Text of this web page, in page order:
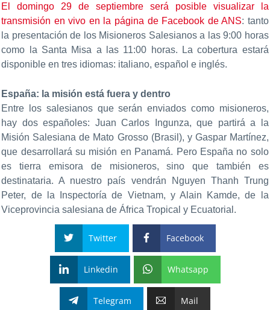
El domingo 29 de septiembre será posible visualizar la
transmisión en vivo en la página de Facebook de ANS: tanto
la presentación de los Misioneros Salesianos a las 9:00 horas
como la Santa Misa a las 11:00 horas. La cobertura estará
disponible en tres idiomas: italiano, español e inglés.
España: la misión está fuera y dentro
Entre los salesianos que serán enviados como misioneros,
hay dos españoles: Juan Carlos Ingunza, que partirá a la
Misión Salesiana de Mato Grosso (Brasil), y Gaspar Martínez,
que desarrollará su misión en Panamá. Pero España no solo
es tierra emisora de misioneros, sino que también es
destinataria. A nuestro país vendrán Nguyen Thanh Trung
Peter, de la Inspectoría de Vietnam, y Alain Kamde, de la
Viceprovincia salesiana de África Tropical y Ecuatorial.
Twitter Facebook
Linkedin Whatsapp
Telegram Mail